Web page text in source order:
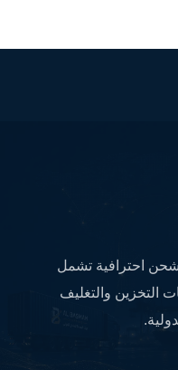
احترافية تشمل
التخزين والتغليف